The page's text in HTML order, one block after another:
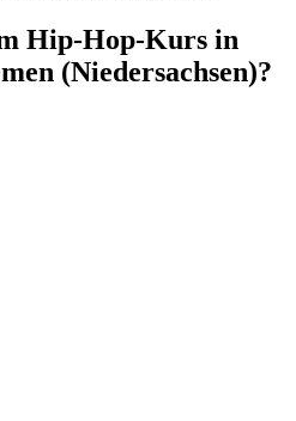
Hip-Hop-Kurs in
(Niedersachsen)?